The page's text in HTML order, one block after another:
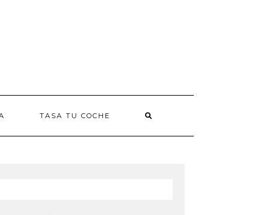
TASA TU COCHE